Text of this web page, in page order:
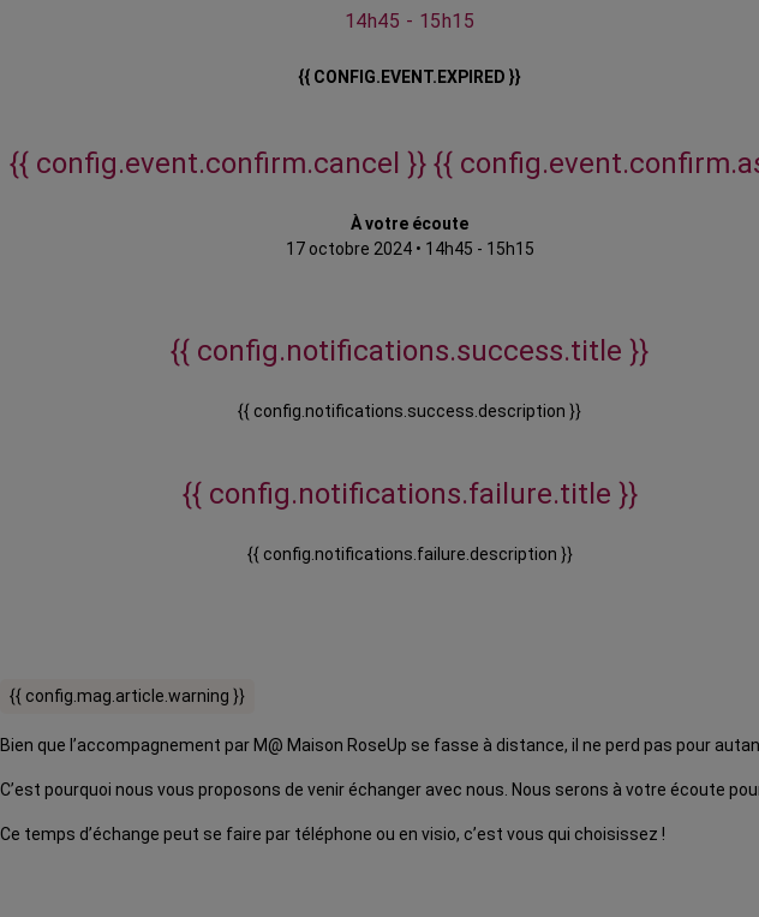
14h45 - 15h15
{{ CONFIG.EVENT.EXPIRED }}
{{ config.event.confirm.cancel }} {{
À votre écoute
17 octobre 2024• 14h45 - 15h15
{{ config.notifications.success.title }}
{{ config.notifications.success.description }}
{{ config.notifications.failure.title }}
{{ config.notifications.failure.description }}
{{ config.mag.article.warning }}
Bien que l’accompagnement par M@ Maison RoseUp se fasse à distance, il ne perd pas pour
C’est pourquoi nous vous proposons de venir échanger avec nous. Nous serons à votre écoute
Ce temps d’échange peut se faire par téléphone ou en visio, c’est vous qui choisissez !